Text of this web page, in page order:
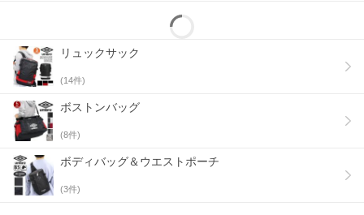
リュックサック
(14件)
ボストンバッグ
(8件)
ボディバッグ＆ウエストポーチ
(3件)